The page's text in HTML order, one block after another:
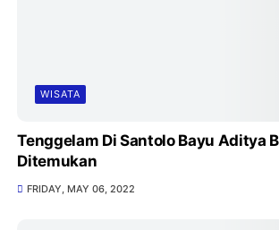
WISATA
Tenggelam Di Santolo Bayu Aditya Belum
Ditemukan
FRIDAY, MAY 06, 2022